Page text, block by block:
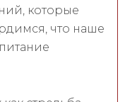
которые
что наше